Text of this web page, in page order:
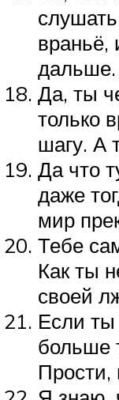
враньё,
дальше.
Да, ты
только
шагу. А
Да что
даже
мир
Тебе
Как ты
своей
Если ты
больше
Прости,